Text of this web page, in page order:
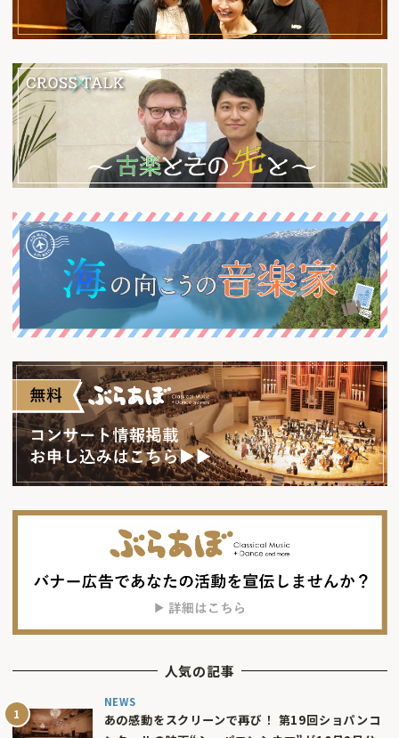
人気の記事
NEWS
あの感動をスクリーンで再び！ 第19回ショパンコ